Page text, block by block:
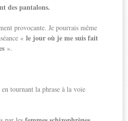
des pantalons.
provocante. Je pourrais même
«le jour où je me suis fait
».
tournant la phrase à la voie